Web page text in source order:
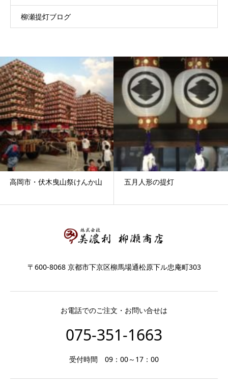
柳瀬提灯ブログ
高岡市・伏木曳山祭けんか山 五月人形の提灯
〒600-8068 京都市下京区柳馬場通松原下ル忠庵町303
お電話でのご注文・お問い合せは
075-351-1663
受付時間 09：00～17：00